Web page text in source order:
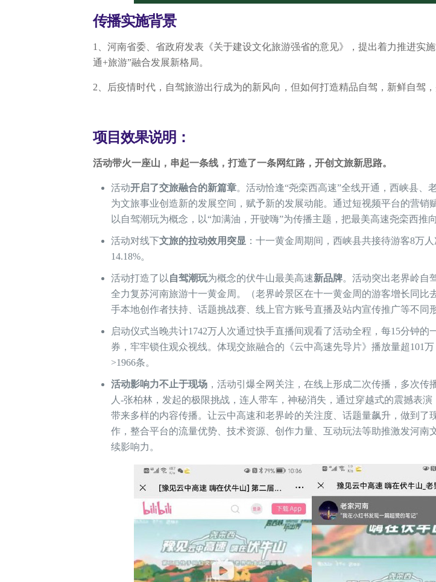
传播实施背景
1、河南省委、省政府发表《关于建设文化旅游强省的意见》，提出着力推进实
通+旅游”融合发展新格局。
2、后疫情时代，自驾旅游出行成为的新风向，但如何打造精品自驾，新鲜自驾
项目效果说明：
活动带火一座山，串起一条线，打造了一条网红路，开创文旅新思路。
活动开启了交旅融合的新篇章。活动恰逢“尧栾西高速”全线开通，西峡县、
为文旅事业创造新的发展空间，赋予新的发展动能。通过短视频平台的营销
以自驾潮玩为概念，以“加满油，开驶嗨”为传播主题，把最美高速尧栾西推
活动对线下文旅的拉动效用突显 ：十一黄金周期间，西峡县共接待游客8万
14.18%。
活动打造了以 自驾潮玩为概念的伏牛山最美高速新品牌。活动突出老界岭自
全力复苏河南旅游十一黄金周。（老界岭景区在十一黄金周的游客增长同
手本地创作者扶持、话题挑战赛、线上官方账号直播及站内宣传推广等不同
启动仪式当晚共计1742万人次通过快手直播间观看了活动全程，每15分钟
券，牢牢锁住观众视线。体现交旅融合的《云中高速先导片》播放量超101
>1966条。
活动影响力不止于现场 ，活动引爆全网关注，在线上形成二次传播，多次
人-张柏林，发起的极限挑战，连人带车，神秘消失，通过穿越式的震撼表
带来多样的内容传播。让云中高速和老界岭的关注度、话题量飙升，做到
作，整合平台的流量优势、技术资源、创作力量、互动玩法等助推激发河
续影响力。